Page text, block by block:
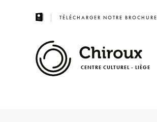
TÉLÉCHARGER NOTRE BROCHURE
CENTRE CULTUREL - LIÈGE